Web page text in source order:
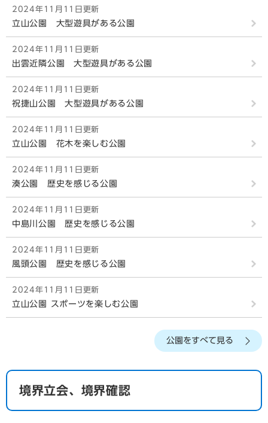
2024年11月11日更新
立山公園 大型遊具がある公園
2024年11月11日更新
出雲近隣公園 大型遊具がある公園
2024年11月11日更新
祝捷山公園 大型遊具がある公園
2024年11月11日更新
立山公園 花木を楽しむ公園
2024年11月11日更新
湊公園 歴史を感じる公園
2024年11月11日更新
中島川公園 歴史を感じる公園
2024年11月11日更新
風頭公園 歴史を感じる公園
2024年11月11日更新
立山公園 スポーツを楽しむ公園
祝捷山公園 スポーツを楽しむ公園
南部地区公園 スポーツを楽しむ公園
公園をすべて見る
境界立会、境界確認